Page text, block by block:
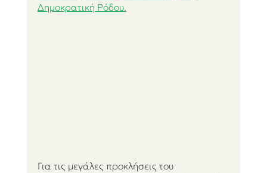
Δημοκρατική Ρόδου.
Για τις μεγάλες προκλήσεις του